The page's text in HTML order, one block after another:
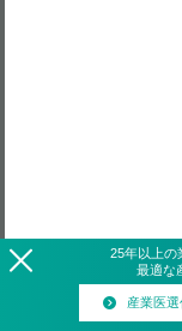
25年以上の
最適な
産業医